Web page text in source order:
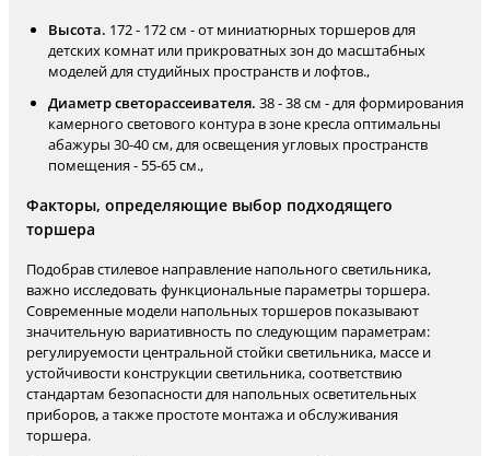
Высота. 172 - 172 см - от миниатюрных торшеров для
детских комнат или прикроватных зон до масштабных
моделей для студийных пространств и лофтов.,
Диаметр светорассеивателя. 38 - 38 см - для формирования
камерного светового контура в зоне кресла оптимальны
абажуры 30-40 см, для освещения угловых пространств
помещения - 55-65 см.,
Факторы, определяющие выбор подходящего
торшера
Подобрав стилевое направление напольного светильника,
важно исследовать функциональные параметры торшера.
Современные модели напольных торшеров показывают
значительную вариативность по следующим параметрам:
регулируемости центральной стойки светильника, массе и
устойчивости конструкции светильника, соответствию
стандартам безопасности для напольных осветительных
приборов, а также простоте монтажа и обслуживания
торшера.